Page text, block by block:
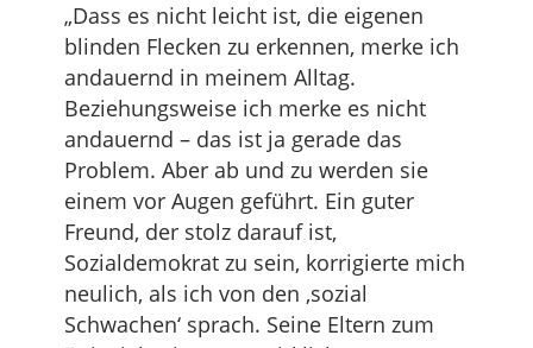
„Dass es nicht leicht ist, die eigenen
blinden Flecken zu erkennen, merke ich
andauernd in meinem Alltag.
Beziehungsweise ich merke es nicht
andauernd – das ist ja gerade das
Problem. Aber ab und zu werden sie
einem vor Augen geführt. Ein guter
Freund, der stolz darauf ist,
Sozialdemokrat zu sein, korrigierte mich
neulich, als ich von den ‚sozial
Schwachen‘ sprach. Seine Eltern zum